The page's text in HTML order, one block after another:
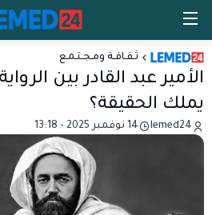
ثـقـافـة ومـجـتـمـع
الأمير عبد القادر بين
يملك الحقيقة؟
lemed24 14 نوفمبر 2025 - 13:18